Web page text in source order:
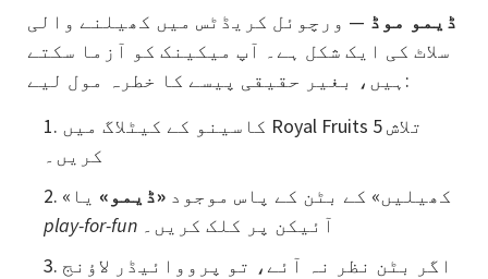
ڈیمو موڈ — ورچوئل کریڈٹس میں کھیلنے والی
سلاٹ کی ایک شکل ہے۔ آپ میکینک کو آزما سکتے
ہیں، بغیر حقیقی پیسے کا خطرہ مول لیے:
کاسینو کے کیٹلاگ میں Royal Fruits 5 تلاش
کریں۔
«کھیلیں» کے بٹن کے پاس موجود «ڈیمو» یا
play-for-fun
آئیکن پر کلک کریں۔
اگر بٹن نظر نہ آئے، تو پرووائیڈر لاؤنج